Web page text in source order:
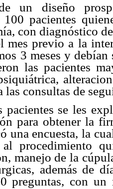
un diseño
pacientes
con diagnóstico
mes previo a la
3 meses y
las pacientes
las consultas de
pacientes se les
para obtener la
una encuesta, la
al procedimiento
manejo de la
además de
preguntas, con un